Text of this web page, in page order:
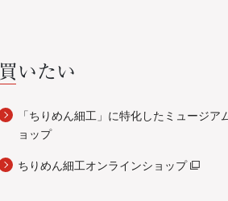
買いたい
「ちりめん細工」に特化したミュージア
ョップ
ちりめん細工オンラインショップ